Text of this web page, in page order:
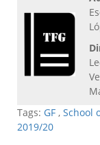
Tags: GF , School
2019/20